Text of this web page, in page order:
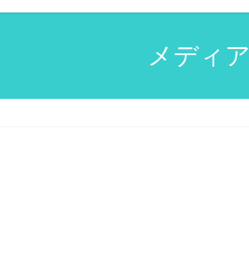
メディア